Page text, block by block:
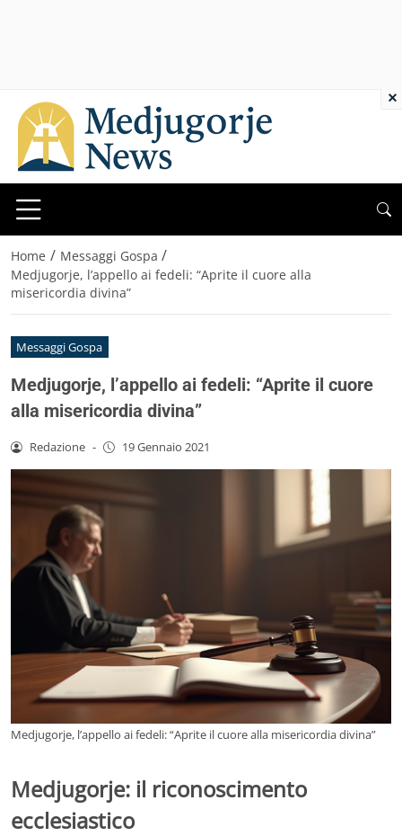
Home / Messaggi Gospa /
Medjugorje, l’appello ai fedeli: “Aprite il cuore alla
misericordia divina”
Messaggi Gospa
Medjugorje, l’appello ai fedeli: “Aprite il cuore
alla misericordia divina”
Redazione - 19 Gennaio 2021
Medjugorje, l’appello ai fedeli: “Aprite il cuore alla misericordia divina”
Medjugorje: il riconoscimento
ecclesiastico
×